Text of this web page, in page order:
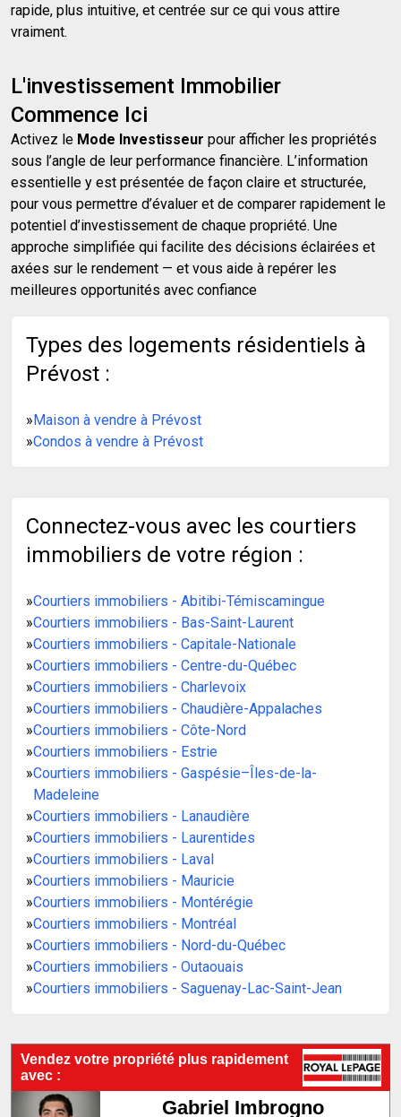
rapide, plus intuitive, et centrée sur ce qui vous attire
vraiment.
L'investissement Immobilier
Commence Ici
Activez le Mode Investisseur pour afficher les propriétés
sous l’angle de leur performance financière. L’information
essentielle y est présentée de façon claire et structurée,
pour vous permettre d’évaluer et de comparer rapidement le
potentiel d’investissement de chaque propriété. Une
approche simplifiée qui facilite des décisions éclairées et
axées sur le rendement — et vous aide à repérer les
meilleures opportunités avec confiance
Types des logements résidentiels à
Prévost :
»Maison à vendre à Prévost
»Condos à vendre à Prévost
Connectez-vous avec les courtiers
immobiliers de votre région :
»Courtiers immobiliers - Abitibi-Témiscamingue
»Courtiers immobiliers - Bas-Saint-Laurent
»Courtiers immobiliers - Capitale-Nationale
»Courtiers immobiliers - Centre-du-Québec
»Courtiers immobiliers - Charlevoix
»Courtiers immobiliers - Chaudière-Appalaches
»Courtiers immobiliers - Côte-Nord
»Courtiers immobiliers - Estrie
»Courtiers immobiliers - Gaspésie–Îles-de-la-
Madeleine
»Courtiers immobiliers - Lanaudière
»Courtiers immobiliers - Laurentides
»Courtiers immobiliers - Laval
»Courtiers immobiliers - Mauricie
»Courtiers immobiliers - Montérégie
»Courtiers immobiliers - Montréal
»Courtiers immobiliers - Nord-du-Québec
»Courtiers immobiliers - Outaouais
»Courtiers immobiliers - Saguenay-Lac-Saint-Jean